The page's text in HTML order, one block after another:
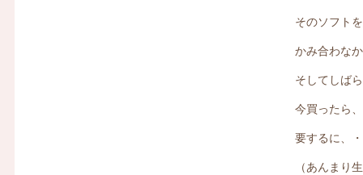
そのソフト
かみ合わな
そしてしば
今買ったら
要するに、
（あんまり